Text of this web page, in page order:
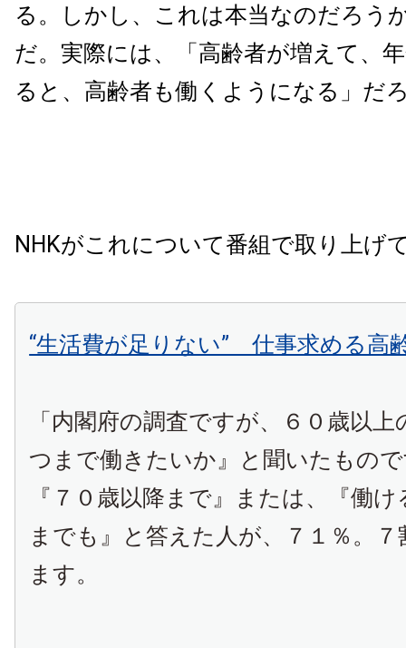
る。しかし、これは本当なのだろう
だ。実際には、「高齢者が増えて、
ると、高齢者も働くようになる」だ
NHKがこれについて番組で取り上げ
“生活費が足りない” 仕事求める高
「内閣府の調査ですが、６０歳以
つまで働きたいか』と聞いたもの
『７０歳以降まで』または、『働
までも』と答えた人が、７１％。
ます。